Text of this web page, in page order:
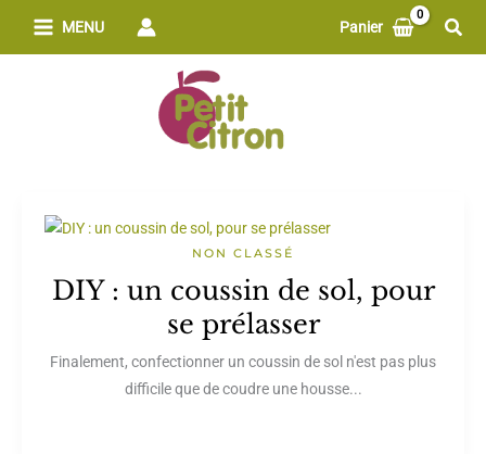
MENU Panier
NON CLASSÉ
DIY : un coussin de sol, pour
se prélasser
Finalement, confectionner un coussin de sol n'est pas plus
difficile que de coudre une housse...